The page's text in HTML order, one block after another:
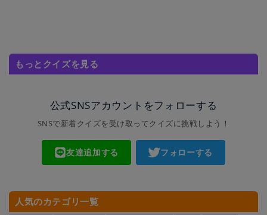
もっとクイズを見る
公式SNSアカウントをフォローする
SNSで新着クイズを受け取ってクイズに挑戦しよう！
友達追加する フォローする
人気のカテゴリ一覧